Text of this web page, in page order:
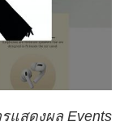
Events